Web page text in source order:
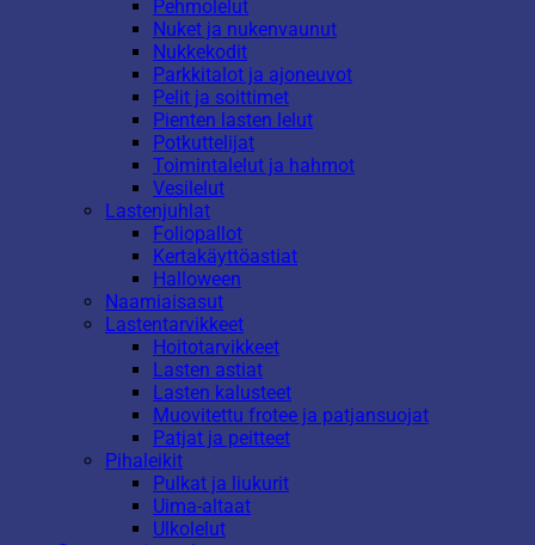
Pehmolelut
Nuket ja nukenvaunut
Nukkekodit
Parkkitalot ja ajoneuvot
Pelit ja soittimet
Pienten lasten lelut
Potkuttelijat
Toimintalelut ja hahmot
Vesilelut
Lastenjuhlat
Foliopallot
Kertakäyttöastiat
Halloween
Naamiaisasut
Lastentarvikkeet
Hoitotarvikkeet
Lasten astiat
Lasten kalusteet
Muovitettu frotee ja patjansuojat
Patjat ja peitteet
Pihaleikit
Pulkat ja liukurit
Uima-altaat
Ulkolelut